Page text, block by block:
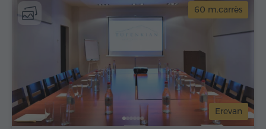
Erevan
60 m.carrès